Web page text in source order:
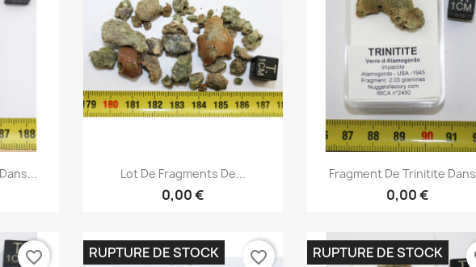
Aperçu rapide
Lot De Fragments De...
0,00 €
Aperçu rapide
Fragment De Trinitite
0,00 €
favorite_border RUPTURE DE STOCK favorite_border RUPTURE DE STOCK